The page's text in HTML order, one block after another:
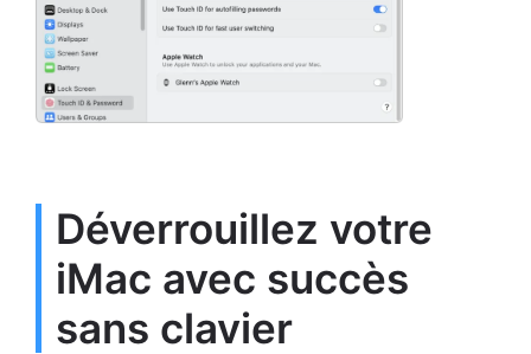
Déverrouillez votre
iMac avec succès
sans clavier